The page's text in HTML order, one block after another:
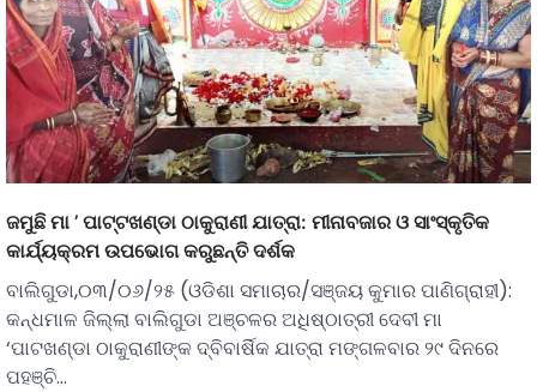
ଜମୁଛି ମା ’ ପାଟ୍ଟଖଣ୍ଡା ଠାକୁରାଣୀ ଯାତ୍ରା: ମୀନାବଜାର ଓ ସାଂସ୍କୃତିକ
କାର୍ଯ୍ୟକ୍ରମ ଉପଭୋଗ କରୁଛନ୍ତି ଦର୍ଶକ
ବାଲିଗୁଡା,୦୩/୦୬/୨୫ (ଓଡିଶା ସମାଚାର/ସଞ୍ଜୟ କୁମାର ପାଣିଗ୍ରାହୀ):
କନ୍ଧମାଳ ଜିଲ୍ଲା ବାଲିଗୁଡା ଅଞ୍ଚଳର ଅଧିଷ୍ଠାତ୍ରୀ ଦେବୀ ମା
‘ପାଟଖଣ୍ଡା ଠାକୁରାଣୀଙ୍କ ଦ୍ବିବାର୍ଷିକ ଯାତ୍ରା ମଙ୍ଗଳବାର ୨୯ ଦିନରେ
ପହଞ୍ଚି…